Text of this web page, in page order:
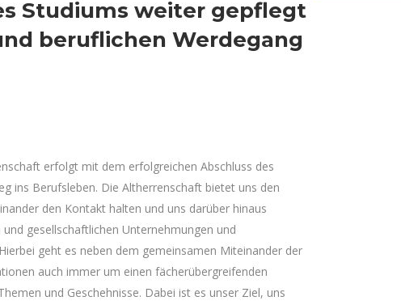
Studiums weiter gepflegt
beruflichen Werdegang
erfolgt mit dem erfolgreichen Abschluss des
ins Berufsleben. Die Altherrenschaft bietet uns den
den Kontakt halten und uns darüber hinaus
gesellschaftlichen Unternehmungen und
geht es neben dem gemeinsamen Miteinander der
auch immer um einen fächerübergreifenden
und Geschehnisse. Dabei ist es unser Ziel, uns